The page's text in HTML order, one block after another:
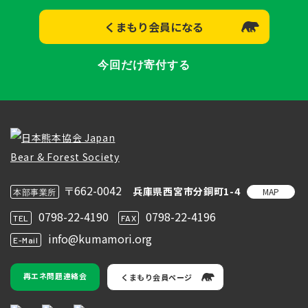
くまもり会員になる
今回だけ寄付する
本部事業所 〒662-0042 兵庫県西宮市分銅町1-4 MAP
TEL 0798-22-4190 FAX 0798-22-4196
E-Mail info@kumamori.org
再エネ問題連絡会 くまもり会員ページ